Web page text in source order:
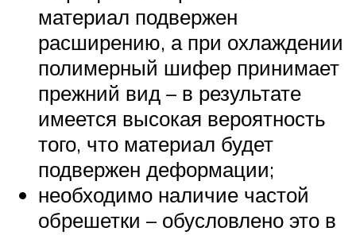
материал подвержен
расширению, а при охлаждении
полимерный шифер принимает
прежний вид – в результате
имеется высокая вероятность
того, что материал будет
подвержен деформации;
необходимо наличие частой
обрешетки – обусловлено это в